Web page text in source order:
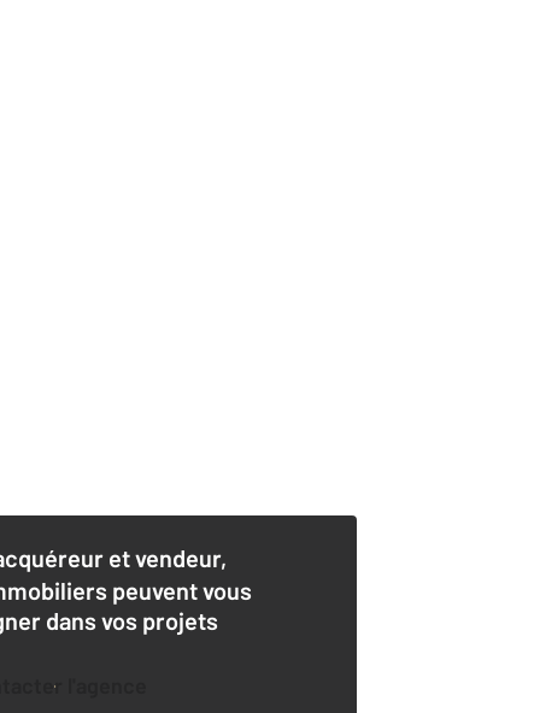
et vendeur,
peuvent vous
dans vos projets
l'agence